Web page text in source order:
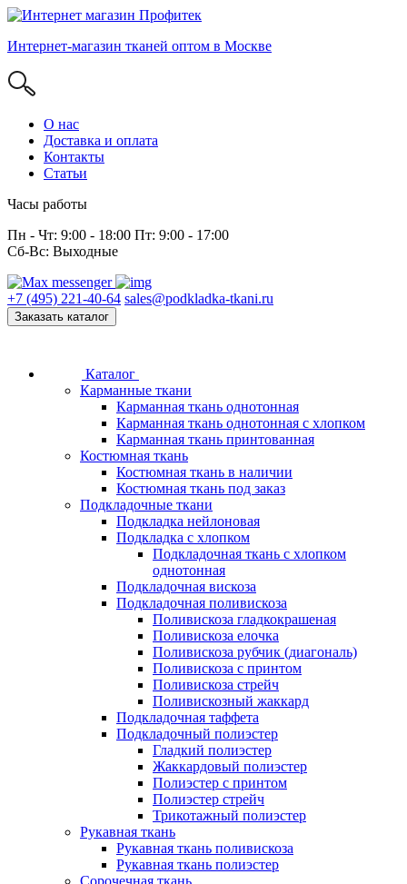
Интернет-магазин тканей оптом в Москве
О нас
Доставка и оплата
Контакты
Статьи
Часы работы
Пн - Чт: 9:00 - 18:00 Пт: 9:00 - 17:00
Сб-Вс: Выходные
+7 (495) 221-40-64 sales@podkladka-tkani.ru
Заказать каталог
Каталог
Карманные ткани
Карманная ткань однотонная
Карманная ткань однотонная с хлопком
Карманная ткань принтованная
Костюмная ткань
Костюмная ткань в наличии
Костюмная ткань под заказ
Подкладочные ткани
Подкладка нейлоновая
Подкладка с хлопком
Подкладочная ткань с хлопком
однотонная
Подкладочная вискоза
Подкладочная поливискоза
Поливискоза гладкокрашеная
Поливискоза елочка
Поливискоза рубчик (диагональ)
Поливискоза с принтом
Поливискоза стрейч
Поливискозный жаккард
Подкладочная таффета
Подкладочный полиэстер
Гладкий полиэстер
Жаккардовый полиэстер
Полиэстер с принтом
Полиэстер стрейч
Трикотажный полиэстер
Рукавная ткань
Рукавная ткань поливискоза
Рукавная ткань полиэстер
Сорочечная ткань